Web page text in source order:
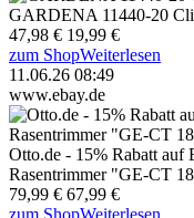
GARDENA 11440-20
47,98 € 19,99 €
zum ShopWeiterlesen
11.06.26 08:49
www.ebay.de
Otto.de - 15% Rabatt
Rasentrimmer "GE-CT
79,99 € 67,99 €
zum ShopWeiterlesen